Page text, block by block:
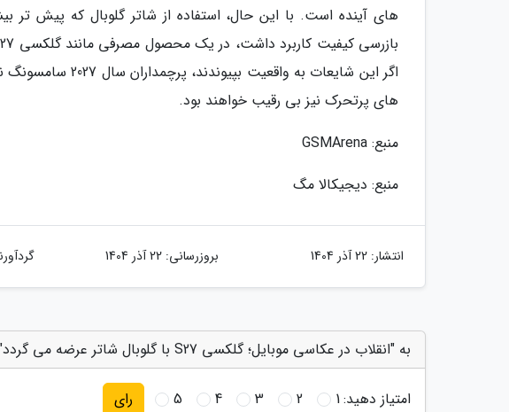
های آینده است. با این حال، استفاده از شاتر گلوبال که پیش
اگر این شایعات به
های پرتحرک نیز بی رقیب خواهند بود.
منبع: GSMArena
منبع: دیجیکالا مگ
انتشار: 22 آذر 1404 بروزرسانی: 22 آذر 1404
به "انقلاب در عکاسی موبایل؛ گلکسی S27 با گلوبال شاتر عرضه می گردد" امتیاز دهید
امتیاز دهید:1
2
3
4
5 رای